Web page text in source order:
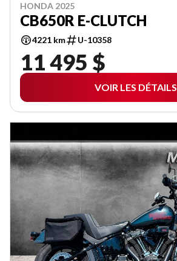
HONDA 2025
CB650R E-CLUTCH
4221 km U-10358
11 495 $
VOIR LES DÉTAILS